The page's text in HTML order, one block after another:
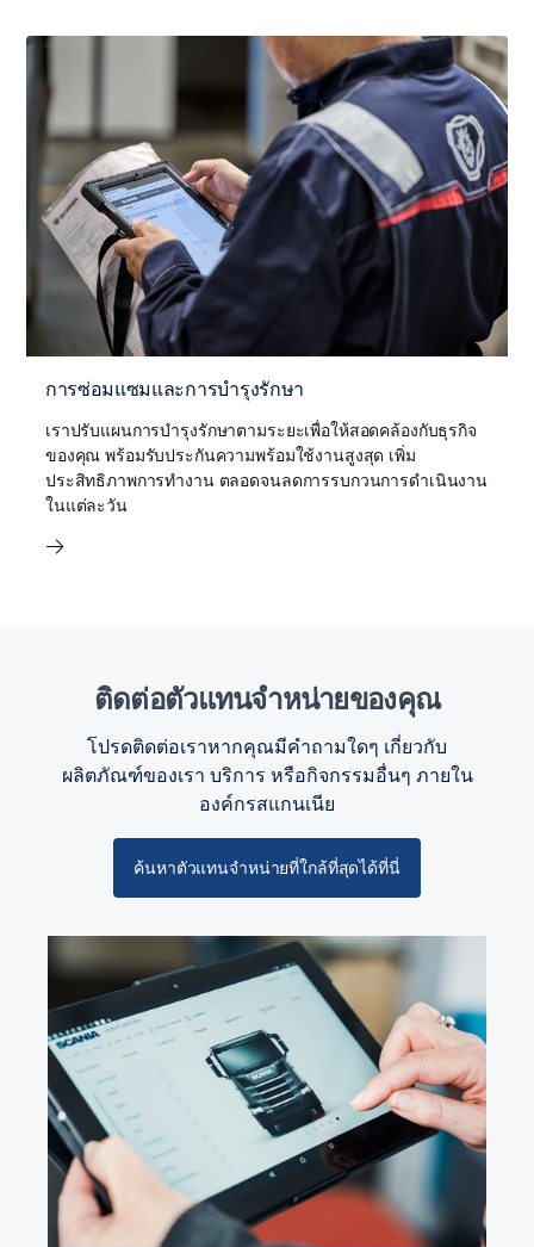
การซ่อมแซมและการบำรุงรักษา
เราปรับแผนการบำรุงรักษาตามระยะเพื่อให้สอดคล้องกับธุรกิจ
ของคุณ พร้อมรับประกันความพร้อมใช้งานสูงสุด เพิ่ม
ประสิทธิภาพการทำงาน ตลอดจนลดการรบกวนการดำเนินงาน
ในแต่ละวัน
ติดต่อตัวแทนจำหน่ายของคุณ
โปรดติดต่อเราหากคุณมีคำถามใดๆ เกี่ยวกับ
ผลิตภัณฑ์ของเรา บริการ หรือกิจกรรมอื่นๆ ภายใน
องค์กรสแกนเนีย
ค้นหาตัวแทนจำหน่ายที่ใกล้ที่สุดได้ที่นี่